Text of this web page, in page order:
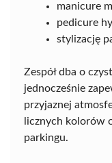
manicure
pedicure
stylizację
Zespół dba o
jednocześnie
przyjaznej
licznych kolorów
parkingu.